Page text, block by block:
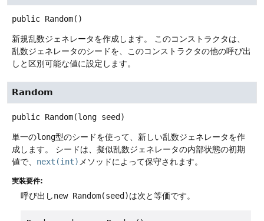
public Random()
新規乱数ジェネレータを作成します。
このコンストラクタは、
乱数ジェネレータのシードを、このコンストラクタの他の呼び出
しと区別可能な値に設定します。
Random
public Random(long seed)
単一のlong型のシードを使って、新しい乱数ジェネレータを作
成します。
シードは、擬似乱数ジェネレータの内部状態の初期
値で、 next(int) メソッドによって保守されます。
実装要件:
呼び出しnew Random(seed)は次と等価です。